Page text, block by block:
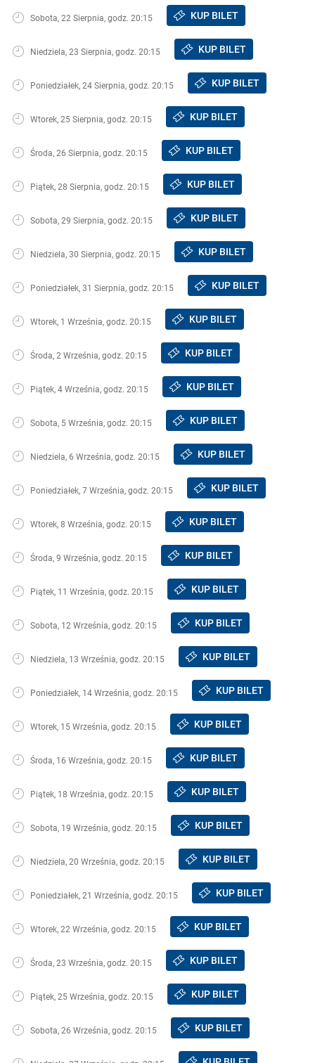
Sobota, 22 Sierpnia, godz. 20:15 KUP BILET
Niedziela, 23 Sierpnia, godz. 20:15 KUP BILET
Poniedziałek, 24 Sierpnia, godz. 20:15 KUP BILET
Wtorek, 25 Sierpnia, godz. 20:15 KUP BILET
Środa, 26 Sierpnia, godz. 20:15 KUP BILET
Piątek, 28 Sierpnia, godz. 20:15 KUP BILET
Sobota, 29 Sierpnia, godz. 20:15 KUP BILET
Niedziela, 30 Sierpnia, godz. 20:15 KUP BILET
Poniedziałek, 31 Sierpnia, godz. 20:15 KUP BILET
Wtorek, 1 Września, godz. 20:15 KUP BILET
Środa, 2 Września, godz. 20:15 KUP BILET
Piątek, 4 Września, godz. 20:15 KUP BILET
Sobota, 5 Września, godz. 20:15 KUP BILET
Niedziela, 6 Września, godz. 20:15 KUP BILET
Poniedziałek, 7 Września, godz. 20:15 KUP BILET
Wtorek, 8 Września, godz. 20:15 KUP BILET
Środa, 9 Września, godz. 20:15 KUP BILET
Piątek, 11 Września, godz. 20:15 KUP BILET
Sobota, 12 Września, godz. 20:15 KUP BILET
Niedziela, 13 Września, godz. 20:15 KUP BILET
Poniedziałek, 14 Września, godz. 20:15 KUP BILET
Wtorek, 15 Września, godz. 20:15 KUP BILET
Środa, 16 Września, godz. 20:15 KUP BILET
Piątek, 18 Września, godz. 20:15 KUP BILET
Sobota, 19 Września, godz. 20:15 KUP BILET
Niedziela, 20 Września, godz. 20:15 KUP BILET
Poniedziałek, 21 Września, godz. 20:15 KUP BILET
Wtorek, 22 Września, godz. 20:15 KUP BILET
Środa, 23 Września, godz. 20:15 KUP BILET
Piątek, 25 Września, godz. 20:15 KUP BILET
Sobota, 26 Września, godz. 20:15 KUP BILET